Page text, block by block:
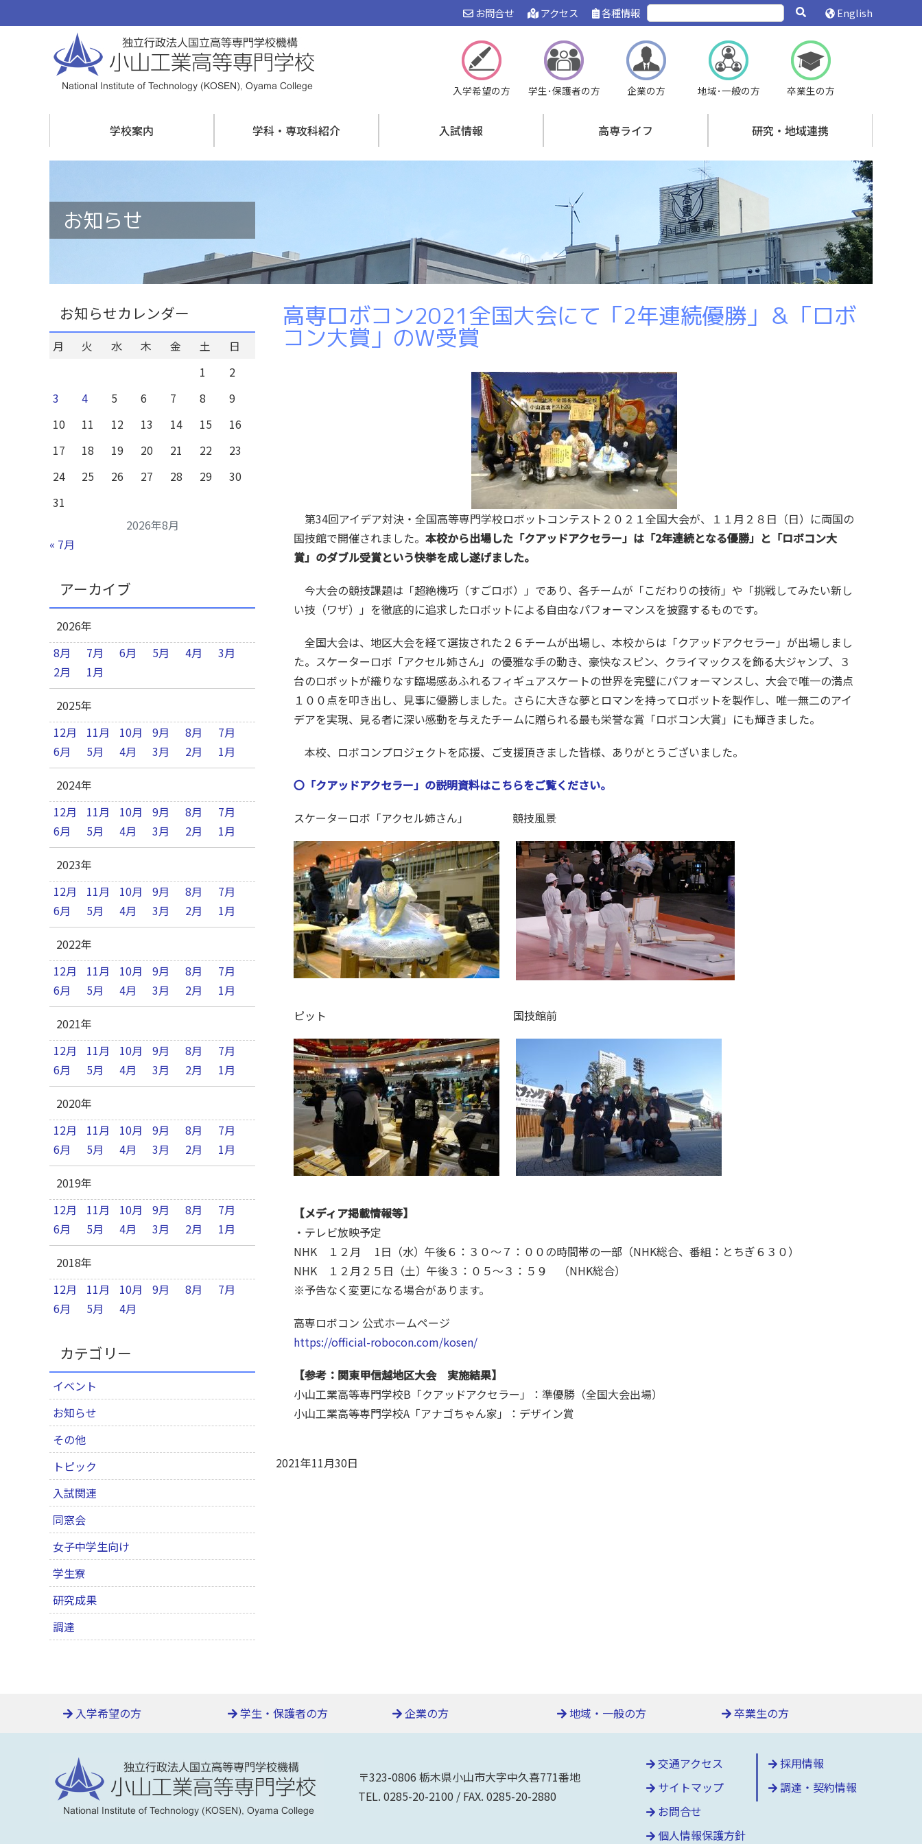
English
各種情報
アクセス
お問合せ
入学希望の方 学生･保護者の方 企業の方 地域･一般の方 卒業生の方
学校案内 学科・専攻科紹介 入試情報 高専ライフ 研究・地域連携
お知らせ
高専ロボコン2021全国大会にて「2年連続優勝」＆「ロボ
コン大賞」のW受賞
第34回アイデア対決・全国高等専門学校ロボットコンテスト２０２１全国大会が、１１月２８日（日）に両国の
国技館で開催されました。本校から出場した「クアッドアクセラー」は「2年連続となる優勝」と「ロボコン大
賞」のダブル受賞という快挙を成し遂げました。
今大会の競技課題は「超絶機巧（すごロボ）」であり、各チームが「こだわりの技術」や「挑戦してみたい新し
い技（ワザ）」を徹底的に追求したロボットによる自由なパフォーマンスを披露するものです。
全国大会は、地区大会を経て選抜された２６チームが出場し、本校からは「クアッドアクセラー」が出場しまし
た。スケーターロボ「アクセル姉さん」の優雅な手の動き、豪快なスピン、クライマックスを飾る大ジャンプ、３
台のロボットが織りなす臨場感あふれるフィギュアスケートの世界を完璧にパフォーマンスし、大会で唯一の満点
１００点を叩き出し、見事に優勝しました。さらに大きな夢とロマンを持ってロボットを製作し、唯一無二のアイ
デアを実現、見る者に深い感動を与えたチームに贈られる最も栄誉な賞「ロボコン大賞」にも輝きました。
本校、ロボコンプロジェクトを応援、ご支援頂きました皆様、ありがとうございました。
〇「クアッドアクセラー」の説明資料はこちらをご覧ください。
スケーターロボ「アクセル姉さん」 競技風景
ピット 国技館前
【メディア掲載情報等】
・テレビ放映予定
NHK １２月 1日（水）午後６：３０～７：００の時間帯の一部（NHK総合、番組：とちぎ６３０）
NHK １２月２５日（土）午後３：０５～３：５９ （NHK総合）
※予告なく変更になる場合があります。
高専ロボコン 公式ホームページ
https://official-robocon.com/kosen/
【参考：関東甲信越地区大会 実施結果】
小山工業高等専門学校B「クアッドアクセラー」：準優勝（全国大会出場）
小山工業高等専門学校A「アナゴちゃん家」：デザイン賞
2021年11月30日
お知らせカレンダー
2026年8月
月 火 水 木 金 土
日
1
2
3
4 5 6 7 8
9
10
11 12 13 14 15
16
17
18 19 20 21 22
23
24
25 26 27 28 29
30
31
« 7月
アーカイブ
2026年
8月
7月 6月 5月 4月
3月
2月
1月
2025年
12月
11月 10月 9月 8月
7月
6月
5月 4月 3月 2月 1月
2024年
12月
11月 10月 9月 8月
7月
6月
5月 4月 3月 2月 1月
2023年
12月
11月 10月 9月 8月
7月
6月
5月 4月 3月 2月 1月
2022年
12月
11月 10月 9月 8月
7月
6月
5月 4月 3月 2月 1月
2021年
12月
11月 10月 9月 8月
7月
6月
5月 4月 3月 2月 1月
2020年
12月
11月 10月 9月 8月
7月
6月
5月 4月 3月 2月 1月
2019年
12月
11月 10月 9月 8月
7月
6月
5月 4月 3月 2月 1月
2018年
12月
11月 10月 9月 8月
7月
6月
5月 4月
カテゴリー
イベント
お知らせ
その他
トピック
入試関連
同窓会
女子中学生向け
学生寮
研究成果
調達
入学希望の方 学生・保護者の方 企業の方 地域・一般の方 卒業生の方
〒323-0806 栃木県小山市大字中久喜771番地
TEL. 0285-20-2100 / FAX. 0285-20-2880
採用情報
調達・契約情報
交通アクセス
サイトマップ
お問合せ
個人情報保護方針